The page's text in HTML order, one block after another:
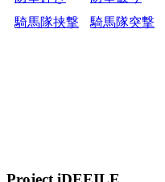
騎馬隊挟撃
騎馬隊突撃